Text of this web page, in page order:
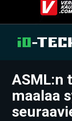
UUTISET
ARTIKKELIT
ASML:n
maalaa